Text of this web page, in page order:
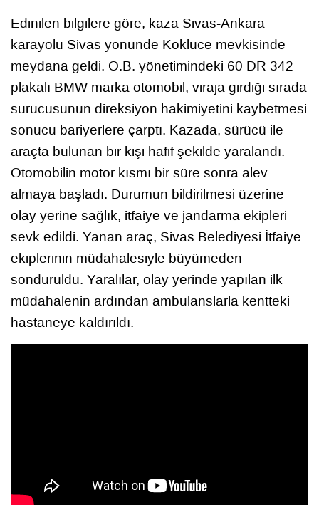
Edinilen bilgilere göre, kaza Sivas-Ankara
karayolu Sivas yönünde Köklüce mevkisinde
meydana geldi. O.B. yönetimindeki 60 DR 342
plakalı BMW marka otomobil, viraja girdiği sırada
sürücüsünün direksiyon hakimiyetini kaybetmesi
sonucu bariyerlere çarptı. Kazada, sürücü ile
araçta bulunan bir kişi hafif şekilde yaralandı.
Otomobilin motor kısmı bir süre sonra alev
almaya başladı. Durumun bildirilmesi üzerine
olay yerine sağlık, itfaiye ve jandarma ekipleri
sevk edildi. Yanan araç, Sivas Belediyesi İtfaiye
ekiplerinin müdahalesiyle büyümeden
söndürüldü. Yaralılar, olay yerinde yapılan ilk
müdahalenin ardından ambulanslarla kentteki
hastaneye kaldırıldı.